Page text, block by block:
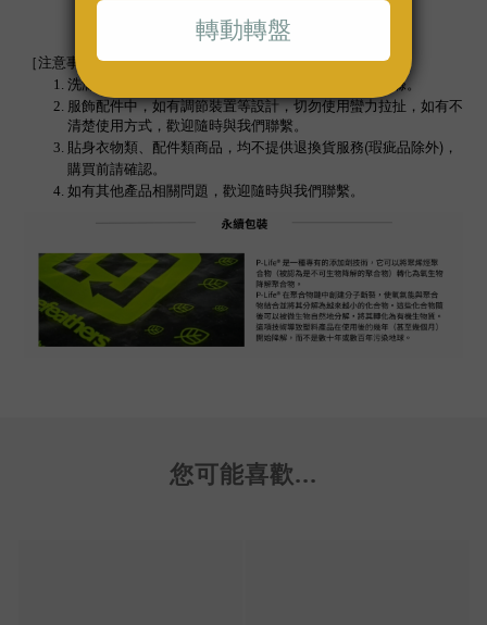
［注意事項］
洗滌時，建議使用洗衣袋或手洗。深淺色衣物分開洗滌。
服飾配件中，如有調節裝置等設計，切勿使用蠻力拉扯，如有不
清楚使用方式，歡迎隨時與我們聯繫。
貼身衣物類、配件類商品，均不提供退換貨服務(瑕疵品除外) ，
購買前請確認。
如有其他產品相關問題，歡迎隨時與我們聯繫。
您可能喜歡...